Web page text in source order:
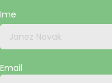
Ime
Email